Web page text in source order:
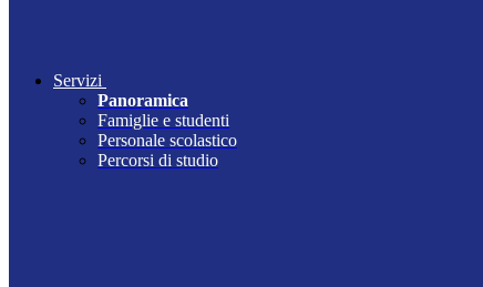
Servizi
Panoramica
Famiglie e studenti
Personale scolastico
Percorsi di studio